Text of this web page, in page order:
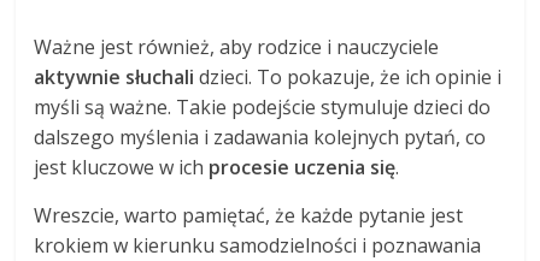
Ważne jest również, aby rodzice i nauczyciele
aktywnie słuchali dzieci. To pokazuje, że ich opinie i
myśli są ważne. Takie podejście stymuluje dzieci do
dalszego myślenia i zadawania kolejnych pytań, co
jest kluczowe w ich procesie uczenia się.
Wreszcie, warto pamiętać, że każde pytanie jest
krokiem w kierunku samodzielności i poznawania